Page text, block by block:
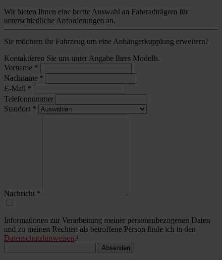
Wir bieten Ihnen eine breite Auswahl an Fahrradträgern für
unterschiedliche Anforderungen an.
Sie möchten Ihr Fahrzeug um eine Anhängerkupplung erweitern?
Kontaktieren Sie uns unter Angabe Ihres Modells.
Vorname *
Nachname *
E-Mail *
Telefonnummer
Standort *
Nachricht *
Informationen zur Verarbeitung meiner personenbezogenen Daten
und zu meinen Rechten als betroffene Person finde ich in den
Datenschutzhinweisen.¹
Absenden